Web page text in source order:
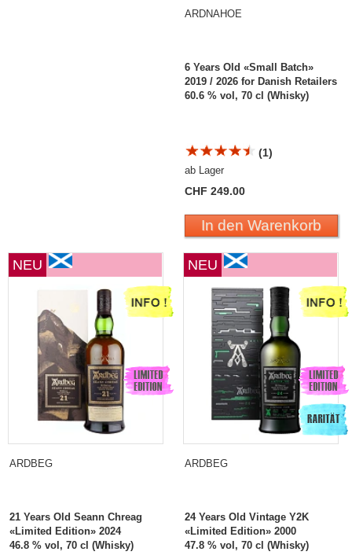
ARDNAHOE
6 Years Old «Small Batch»
2019 / 2026 for Danish Retailers
60.6 % vol, 70 cl (Whisky)
(1)
ab Lager
CHF 249.00
In den Warenkorb
NEU
ARDBEG
21 Years Old Seann Chreag
«Limited Edition» 2024
46.8 % vol, 70 cl (Whisky)
NEU
ARDBEG
24 Years Old Vintage Y2K
«Limited Edition» 2000
47.8 % vol, 70 cl (Whisky)